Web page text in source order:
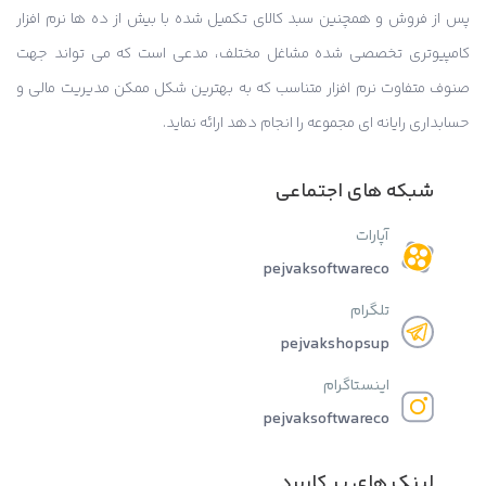
پس از فروش و همچنین سبد کالای تکمیل شده با بیش از ده ها نرم افزار
کامپیوتری تخصصی شده مشاغل مختلف، مدعی است که می تواند جهت
صنوف متفاوت نرم افزار متناسب که به بهترین شکل ممکن مدیریت مالی و
حسابداری رایانه ای مجموعه را انجام دهد ارائه نماید.
شبکه های اجتماعی
آپارات
pejvaksoftwareco
تلگرام
pejvakshopsup
اینستاگرام
pejvaksoftwareco